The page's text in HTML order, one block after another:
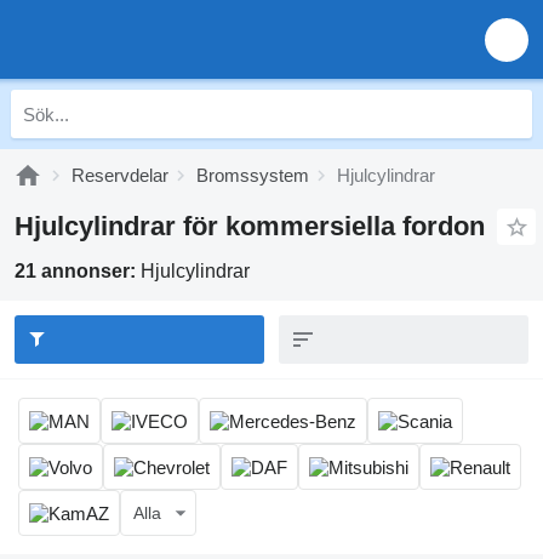
Reservdelar Bromssystem Hjulcylindrar
Hjulcylindrar för kommersiella fordon
21 annonser: Hjulcylindrar
Alla